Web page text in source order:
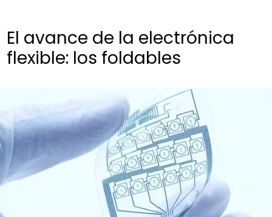
El avance de la electrónica
flexible: los foldables